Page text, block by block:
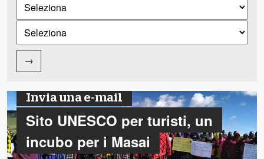
→
Invia una e-mail
Sito UNESCO per turisti, un
incubo per i Masai